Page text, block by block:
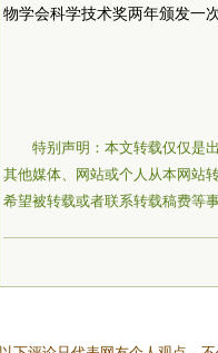
物学会科学技术奖两年颁发一次
特别声明：本文转载仅仅是
其他媒体、网站或个人从本网站
希望被转载或者联系转载稿费等